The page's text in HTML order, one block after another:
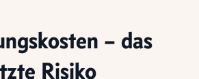
– das
Risiko